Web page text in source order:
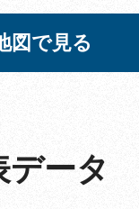
図で見る
データ